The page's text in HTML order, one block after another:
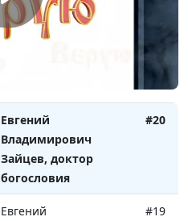
доктор богословия
#21
Евгений
Владимирович
Зайцев, доктор
богословия
#20
Евгений
#19